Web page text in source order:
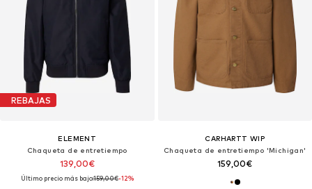
REBAJAS
ELEMENT
Chaqueta de entretiempo
139,00€
Último precio más bajo:159,00€-12%
CARHARTT WIP
Chaqueta de entretiempo 'Michigan'
159,00€